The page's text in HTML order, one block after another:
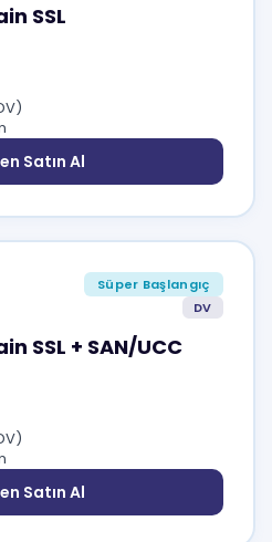
SSL
Satın Al
Süper Başlangıç
DV
SSL + SAN/UCC
Satın Al